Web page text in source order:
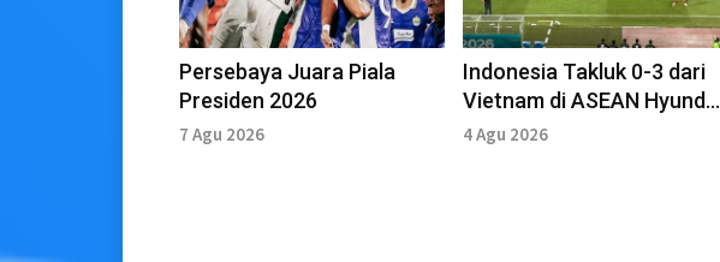
Persebaya Juara Piala
Presiden 2026
7 Agu 2026
Indonesia Takluk 0-3 dari
Vietnam di ASEAN Hyundai
Cup 2026
4 Agu 2026